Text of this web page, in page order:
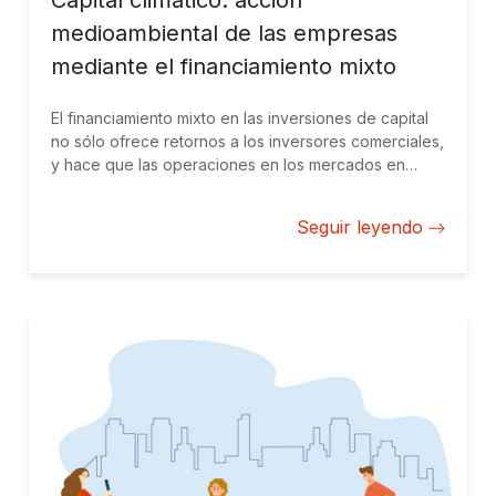
medioambiental de las empresas
mediante el financiamiento mixto
El financiamiento mixto en las inversiones de capital
no sólo ofrece retornos a los inversores comerciales,
y hace que las operaciones en los mercados en
una prioridad para las empresas de todos los
Seguir leyendo